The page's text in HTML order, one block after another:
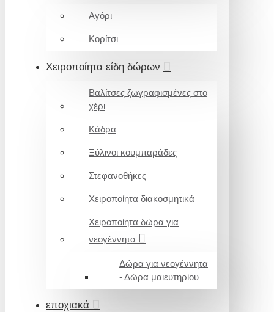
Αγόρι
Κορίτσι
Χειροποίητα είδη δώρων
Βαλίτσες ζωγραφισμένες στο
χέρι
Κάδρα
Ξύλινοι κουμπαράδες
Στεφανοθήκες
Χειροποίητα διακοσμητικά
Χειροποίητα δώρα για
νεογέννητα
Δώρα για νεογέννητα
- Δώρα μαιευτηρίου
εποχιακά